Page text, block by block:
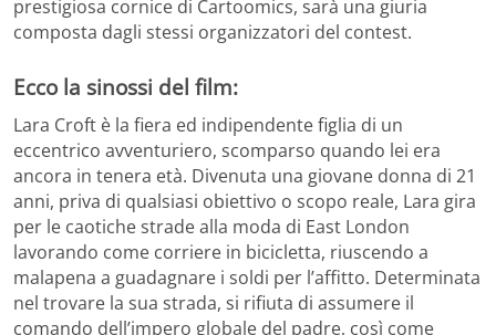
prestigiosa cornice di Cartoomics, sarà una giuria
composta dagli stessi organizzatori del contest.
Ecco la sinossi del film:
Lara Croft è la fiera ed indipendente figlia di un
eccentrico avventuriero, scomparso quando lei era
ancora in tenera età. Divenuta una giovane donna di 21
anni, priva di qualsiasi obiettivo o scopo reale, Lara gira
per le caotiche strade alla moda di East London
lavorando come corriere in bicicletta, riuscendo a
malapena a guadagnare i soldi per l’affitto. Determinata
nel trovare la sua strada, si rifiuta di assumere il
comando dell’impero globale del padre, così come